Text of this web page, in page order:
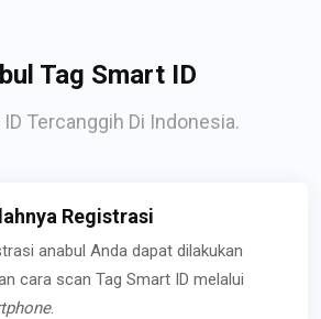
Tag Smart ID
Tercanggih Di Indonesia.
Registrasi
anabul Anda dapat dilakukan
cara scan Tag Smart ID melalui
.